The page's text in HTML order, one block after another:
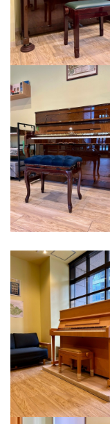
2026.01.25
BLOG更新/ペトロフ
2026.01.19
BLOG更新/ペトロフピ
2026.01.07
PETROF恵比寿ショー
2025.11.07
ペトロフP125F1マホ
♪
2025.09.17
PETROFショールーム
ペトロフP118C1ウォ
2025.08.13
ペトロフP173Breeze
ただきました♪
2025.07.12
ペトロフP125F1チェ
2025.05.25